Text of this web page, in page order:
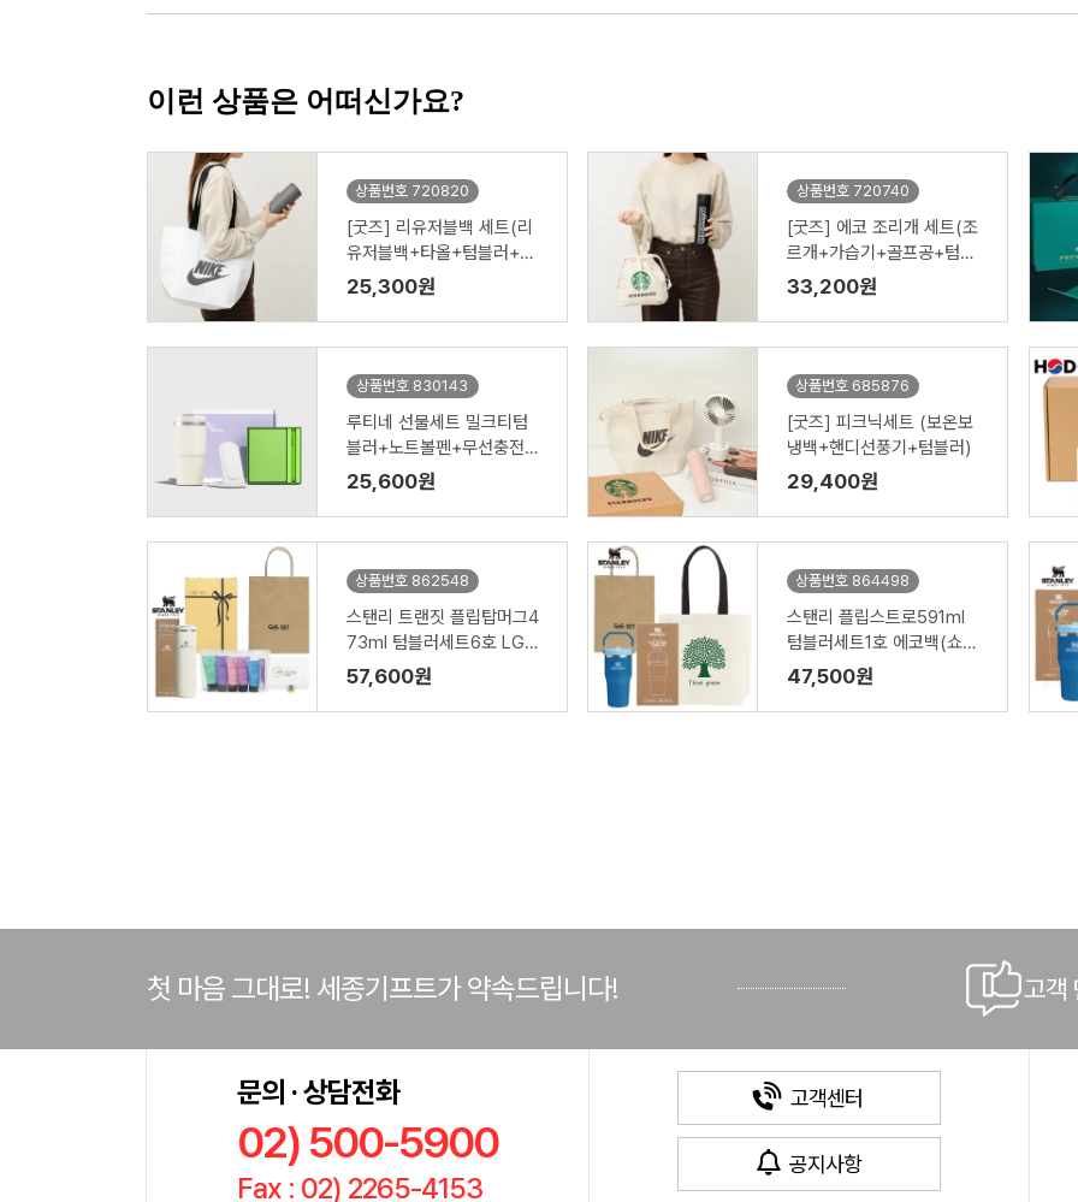
이런 상품은 어떠신가요?
상품번호 720820
[굿즈] 리유저블백 세트(리
유저블백+타올+텀블러+공
기청정기)
25,300원
상품번호 720740
[굿즈] 에코 조리개 세트(조
르개+가습기+골프공+텀블
러 )
33,200원
상품번호 830143
루티네 선물세트 밀크티텀
블러+노트볼펜+무선충전
기
25,600원
상품번호 685876
[굿즈] 피크닉세트 (보온보
냉백+핸디선풍기+텀블러)
29,400원
상품번호 862548
스탠리 트랜짓 플립탑머그4
73ml 텀블러세트6호 LG
미니스8종 치실 바디스펀지
쇼핑백포함
57,600원
상품번호 864498
스탠리 플립스트로591ml
텀블러세트1호 에코백(쇼핑
백포함)
47,500원
첫 마음 그대로! 세종기프트가 약속드립니다! 고객
문의 · 상담전화
02) 500-5900
Fax : 02) 2265-4153
고객센터
공지사항